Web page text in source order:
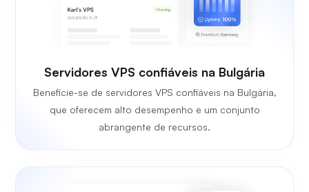
Servidores VPS confiáveis na Bulgária
Beneficie-se de servidores VPS confiáveis na Bulgária,
que oferecem alto desempenho e um conjunto
abrangente de recursos.